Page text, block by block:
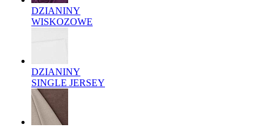
DZIANINY
WISKOZOWE
DZIANINY
SINGLE JERSEY